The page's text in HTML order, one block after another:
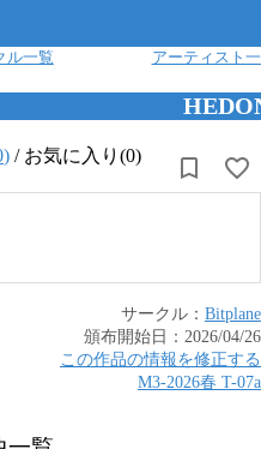
ル一覧 アーティスト
) / お気に入り(0)
サークル： Bitplane
頒布開始日： 2026/04/26
この作品の情報を修正する
M3-2026春 T-07a